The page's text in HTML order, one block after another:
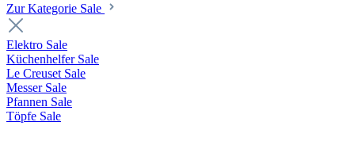
Zur Kategorie Sale
Elektro Sale
Küchenhelfer Sale
Le Creuset Sale
Messer Sale
Pfannen Sale
Töpfe Sale